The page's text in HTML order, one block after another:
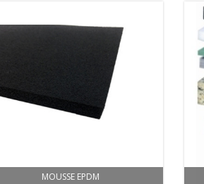
MOUSSE EPDM